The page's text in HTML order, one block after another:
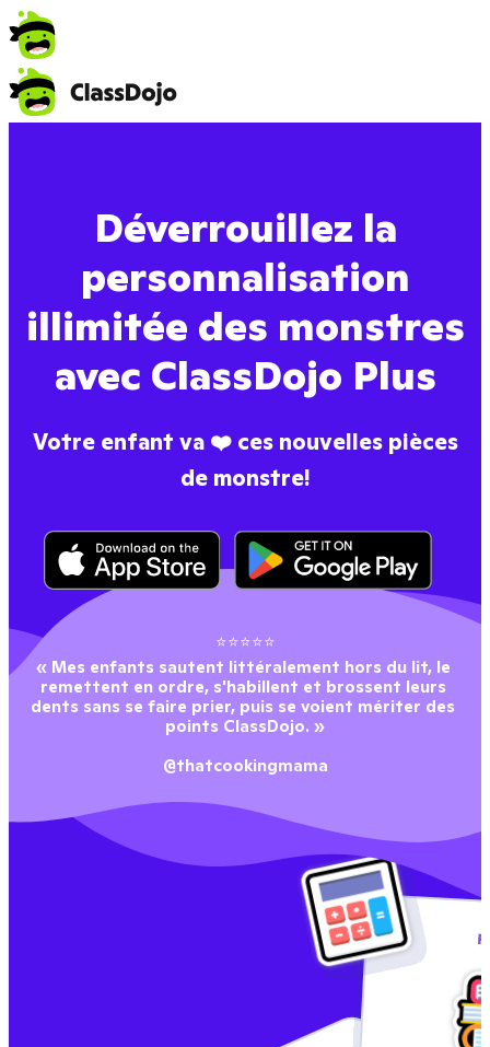
Déverrouillez la
personnalisation
illimitée des monstres
avec ClassDojo Plus
Votre enfant va ❤️ ces nouvelles pièces
de monstre!
⭐⭐⭐⭐⭐
« Mes enfants sautent littéralement hors du lit, le
remettent en ordre, s'habillent et brossent leurs
dents sans se faire prier, puis se voient mériter des
points ClassDojo. »
@thatcookingmama